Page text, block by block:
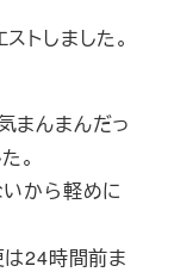
トしました。
まんまんだっ
。
から軽めに
は24時間前ま